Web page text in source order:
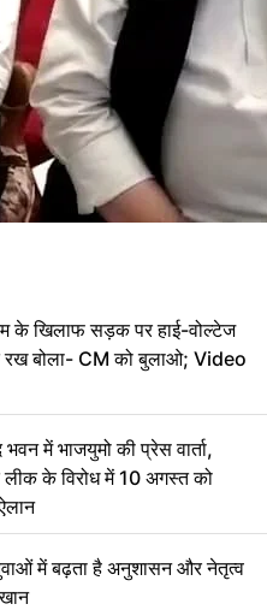
के खिलाफ सड़क पर हाई-वोल्टेज
रख बोला- CM को बुलाओ; Video
भवन में भाजयुमो की प्रेस वार्ता,
के विरोध में 10 अगस्त को
में बढ़ता है अनुशासन और नेतृत्व